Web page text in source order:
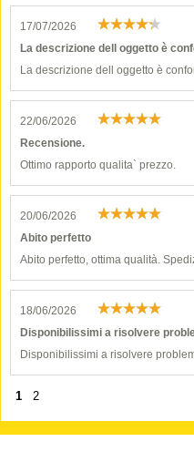
17/07/2026
La descrizione dell oggetto è
La descrizione dell oggetto è
22/06/2026
Recensione.
Ottimo rapporto qualita` prezzo.
20/06/2026
Abito perfetto
Abito perfetto, ottima qualità.
18/06/2026
Disponibilissimi a risolvere
Disponibilissimi a risolvere
1 2